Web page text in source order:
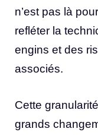
n’est pas là
refléter la
engins et des
associés.
Cette
grands